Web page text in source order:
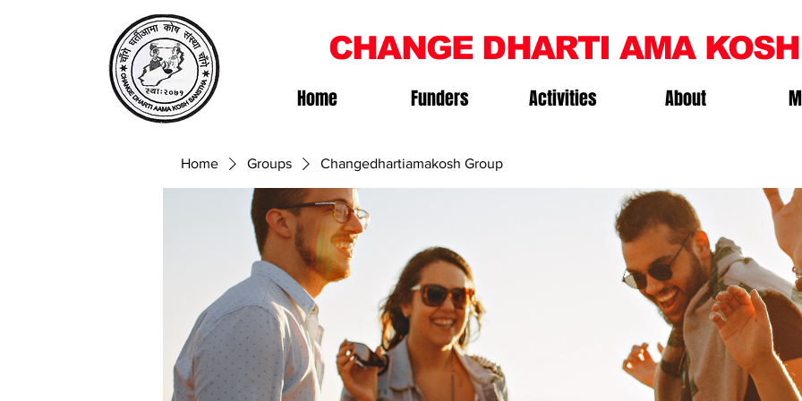
CHANGE DHARTI AMA KOSH
Home Funders Activities About
Home Groups Changedhartiamakosh Group